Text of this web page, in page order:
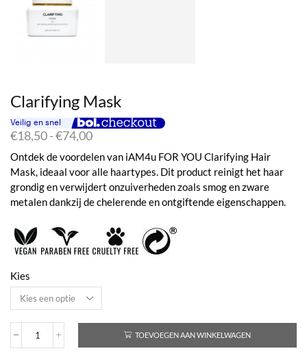
Clarifying Mask
€18,50-€74,00Prijsklasse:
tot
€74,00
Ontdek de voordelen van iAM4u FOR YOU Clarifying Hair
Mask, ideaal voor alle haartypes. Dit product reinigt het haar
grondig en verwijdert onzuiverheden zoals smog en zware
metalen dankzij de chelerende en ontgiftende eigenschappen.
Kies
Clarifying
TOEVOEGEN AAN WINKELWAGEN